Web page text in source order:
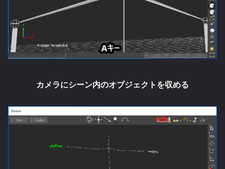
カメラにシーン内のオブジェクトを収める